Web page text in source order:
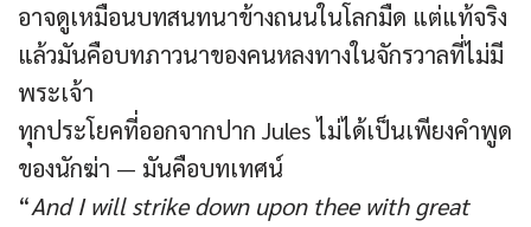
อาจดูเหมือนบทสนทนาข้างถนนในโลกมืด แต่แท้จริง
แล้วมันคือบทภาวนาของคนหลงทางในจักรวาลที่ไม่มี
พระเจ้า
ทุกประโยคที่ออกจากปาก Jules ไม่ได้เป็นเพียงคำพูด
ของนักฆ่า — มันคือบทเทศน์
“And I will strike down upon thee with great